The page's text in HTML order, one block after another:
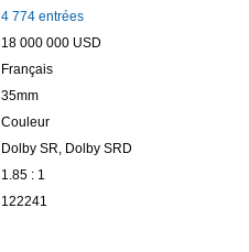
4 774 entrées
18 000 000 USD
Français
35mm
Couleur
Dolby SR, Dolby SRD
1.85 : 1
122241